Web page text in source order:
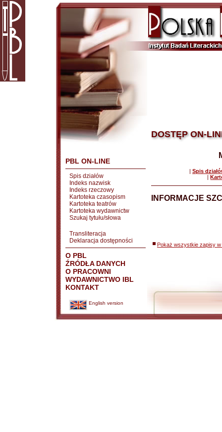
PBL ON-LINE
Spis działów
Indeks nazwisk
Indeks rzeczowy
Kartoteka czasopism
Kartoteka teatrów
Kartoteka wydawnictw
Szukaj tytułu/słowa
Transliteracja
Deklaracja dostępności
O PBL
ŹRÓDŁA DANYCH
O PRACOWNI
WYDAWNICTWO IBL
KONTAKT
English version
DOSTĘP ON-
| Spis
|
INFORMACJE
Pokaż wszystkie zapisy